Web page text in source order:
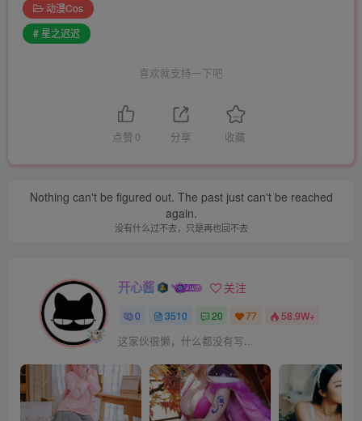
动漫Cos
# 星之迟迟
喜欢就支持一下吧
点赞 0 分享 收藏
Nothing can't be figured out. The past just can't be reached
again.
没有什么过不去，只是再也回不去
开心酱 关注
0 3510 20 77 58.9W+
这家伙很懒，什么都没有写...